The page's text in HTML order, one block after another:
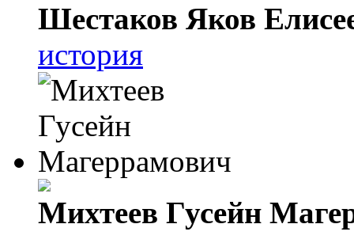
Шестаков Яков
история
Михтеев Гусейн